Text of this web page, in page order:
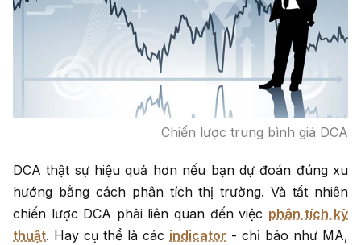
Chiến lược trung bình giá DCA
DCA thật sự hiệu quả hơn nếu bạn dự đoán đúng xu
hướng bằng cách phân tích thị trường. Và tất nhiên
chiến lược DCA phải liên quan đến việc phân tích kỹ
thuật. Hay cụ thể là các indicator - chỉ báo như MA,